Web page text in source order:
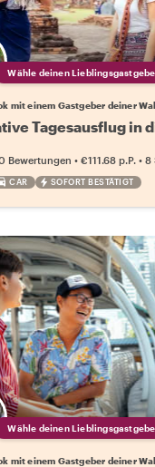
Wähle deinen
mit einem Gastgeber deiner
Tagesausflug in
Bewertungen •€111.68 p.P. •8
CAR SOFORT BESTÄTIGT
Wähle deinen
mit einem Gastgeber deiner